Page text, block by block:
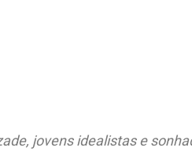
jovens idealistas e